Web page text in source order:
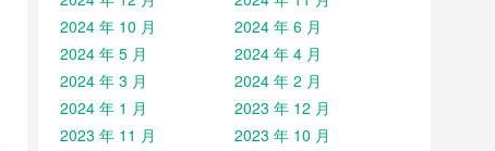
2024 年 10 月
2024 年 6 月
2024 年 5 月
2024 年 4 月
2024 年 3 月
2024 年 2 月
2024 年 1 月
2023 年 12 月
2023 年 11 月
2023 年 10 月